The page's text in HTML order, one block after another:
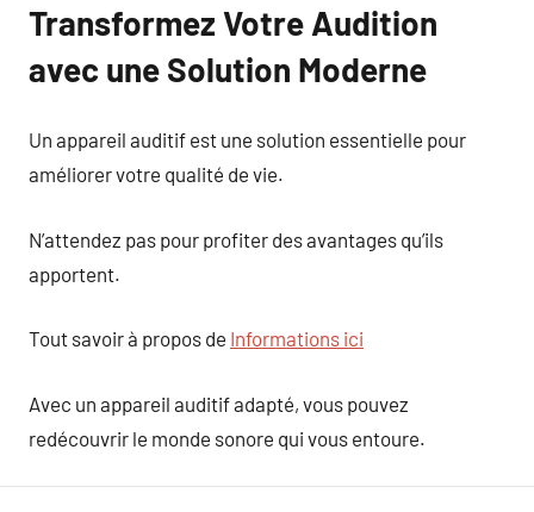
Transformez Votre Audition
avec une Solution Moderne
Un appareil auditif est une solution essentielle pour
améliorer votre qualité de vie.
N’attendez pas pour profiter des avantages qu’ils
apportent.
Tout savoir à propos de Informations ici
Avec un appareil auditif adapté, vous pouvez
redécouvrir le monde sonore qui vous entoure.